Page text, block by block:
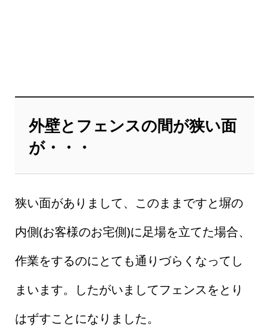
外壁とフェンスの間が狭い面
が・・・
狭い面がありまして、このままですと塀の
内側(お客様のお宅側)に足場を立てた場合、
作業をするのにとても通りづらくなってし
まいます。したがいましてフェンスをとり
はずすことになりました。